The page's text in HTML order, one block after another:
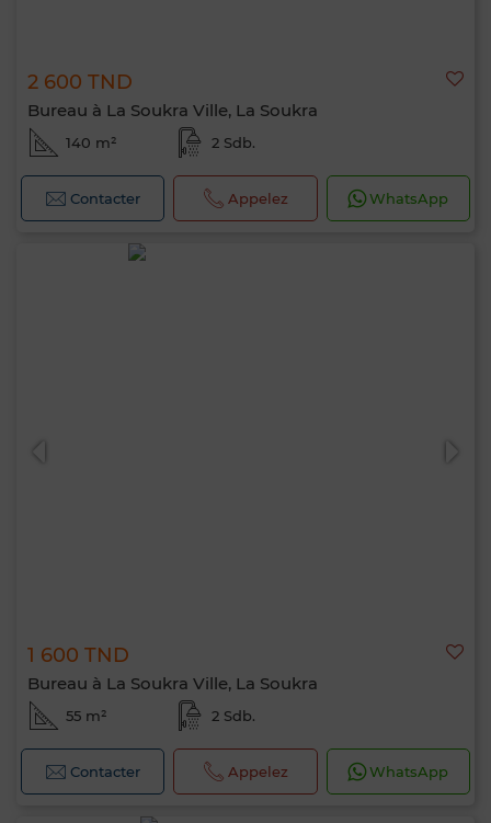
2 600 TND
Bureau à La Soukra Ville, La Soukra
140 m² 2 Sdb.
Contacter Appelez WhatsApp
1 600 TND
Bureau à La Soukra Ville, La Soukra
55 m² 2 Sdb.
Contacter Appelez WhatsApp